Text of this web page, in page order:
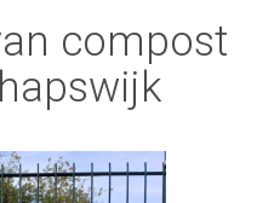
compost